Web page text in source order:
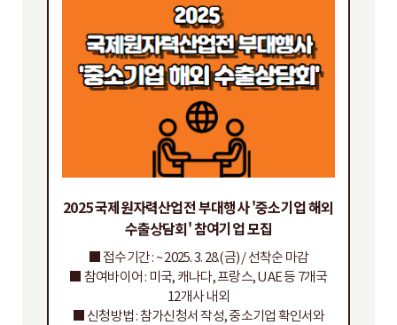
2025 국제원자력산업전 부대행사 '중소기업 해외
수출상담회' 참여기업 모집
■ 접수기간 : ~ 2025. 3. 28.(금) / 선착순 마감
■ 참여바이어 : 미국, 캐나다, 프랑스, UAE 등 7개국
12개사 내외
■ 신청방법 : 참가신청서 작성, 중소기업 확인서와